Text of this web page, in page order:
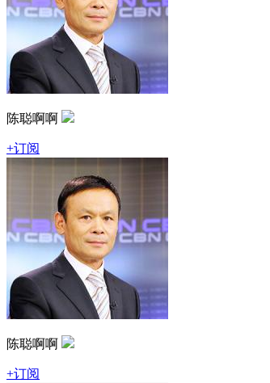
陈聪啊啊
+订阅
陈聪啊啊
+订阅